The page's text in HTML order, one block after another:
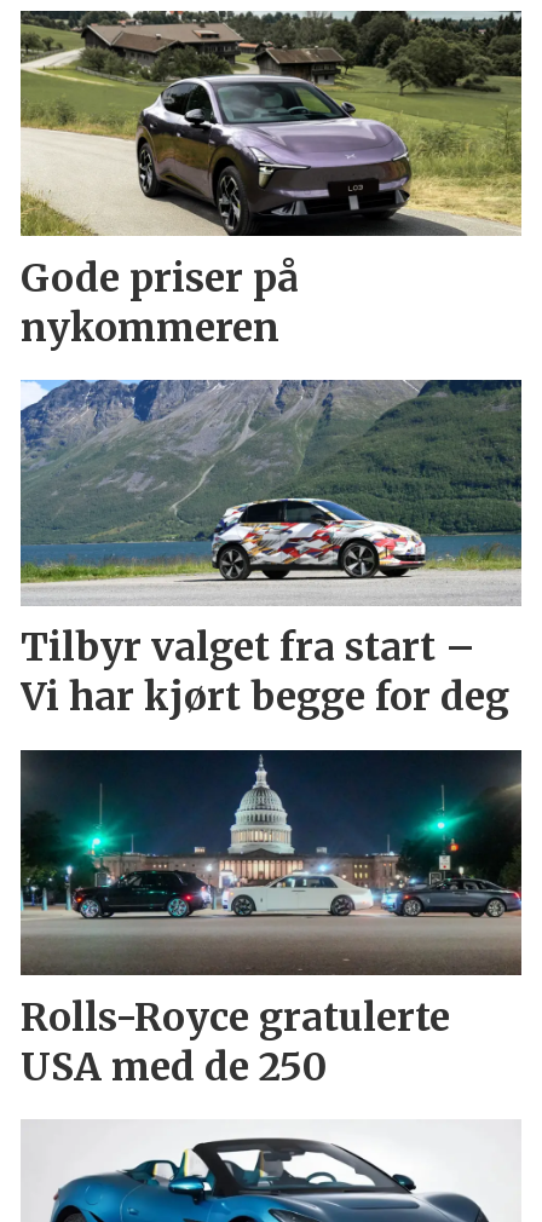
Gode priser på
nykommeren
Tilbyr valget fra start –
Vi har kjørt begge for deg
Rolls-Royce gratulerte
USA med de 250